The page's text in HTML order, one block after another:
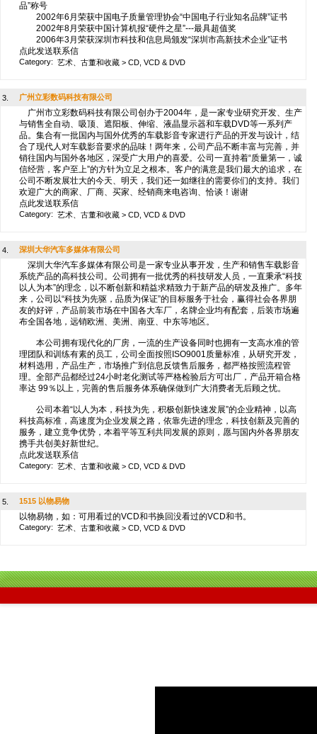
品”称号
2002年6月荣获中国电子质量管理协会“中国电子行业知名品牌”证书
2002年8月荣获中国计算机报“硬件之星”---最具超值奖
2006年3月荣获深圳市科技和信息局颁发“深圳市高新技术企业”证书
点此发送联系信
Category: 艺术、古董和收藏 > CD, VCD & DVD
3. 广州立彩数码科技有限公司
广州市立彩数码科技有限公司创办于2004年，是一家专业研究开发、生产
与销售全自动、吸顶、遮阳板、伸缩、液晶显示器和车载DVD等一系列产
品。集合有一批国内与国外优秀的车载影音专家进行产品的开发与设计，结
合了现代人对车载影音要求的品味！两年来，公司产品不断丰富与完善，并
销往国内与国外各地区，深受广大用户的喜爱。公司一直持着“质量第一，诚
信经营，客户至上”的方针为立足之根本。客户的满意是我们最大的追求，在
公司不断发展壮大的今天、明天，我们还一如继往的需要你们的支持。我们
欢迎广大的商家、厂商、买家、经销商来电咨询、恰谈！谢谢
点此发送联系信
Category: 艺术、古董和收藏 > CD, VCD & DVD
4. 深圳大华汽车多媒体有限公司
深圳大华汽车多媒体有限公司是一家专业从事开发，生产和销售车载影音
系统产品的高科技公司。公司拥有一批优秀的科技研发人员，一直秉承“科技
以人为本”的理念，以不断创新和精益求精致力于新产品的研发及推广。多年
来，公司以“科技为先驱，品质为保证”的目标服务于社会，赢得社会各界朋
友的好评，产品前装市场在中国各大车厂，名牌企业均有配套，后装市场遍
布全国各地，远销欧洲、美洲、南亚、中东等地区。
本公司拥有现代化的厂房，一流的生产设备同时也拥有一支高水准的管
理团队和训练有素的员工，公司全面按照ISO9001质量标准，从研究开发，
材料选用，产品生产，市场推广到信息反馈售后服务，都严格按照流程管
理。全部产品都经过24小时老化测试等严格检验后方可出厂，产品开箱合格
率达 99％以上，完善的售后服务体系确保做到广大消费者无后顾之忧。
公司本着“以人为本，科技为先，积极创新快速发展”的企业精神，以高
科技高标准，高速度为企业发展之路，依靠先进的理念，科技创新及完善的
服务，建立竟争优势，本着平等互利共同发展的原则，愿与国内外各界朋友
携手共创美好新世纪。
点此发送联系信
Category: 艺术、古董和收藏 > CD, VCD & DVD
5. 1515 以物易物
以物易物，如：可用看过的VCD和书换回没看过的VCD和书。
Category: 艺术、古董和收藏 > CD, VCD & DVD